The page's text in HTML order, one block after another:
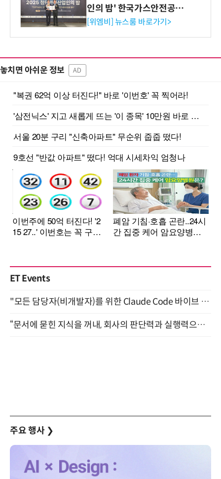
인의 밤' 한국가스안전공사
사장상 수상
[위엠비] 뉴스룸 바로가기>
놓치면 아쉬운 정보 AD
ET Events
"모든 담당자(비개발자)를 위한 Claude Code 바이브 코딩 2-day 부트캠프" 9월 16~17일 개최
“문서에 묻힌 지식을 꺼내, 회사의 판단력과 실행력으로 바꾸다” (8/20)
주요 행사 ❯